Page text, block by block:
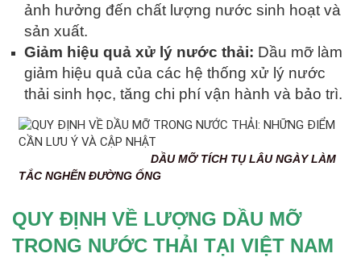
ảnh hưởng đến chất lượng nước sinh hoạt và
sản xuất.
Giảm hiệu quả xử lý nước thải: Dầu mỡ làm
giảm hiệu quả của các hệ thống xử lý nước
thải sinh học, tăng chi phí vận hành và bảo trì.
DẦU MỠ TÍCH TỤ LÂU NGÀY LÀM
TẮC NGHẼN ĐƯỜNG ỐNG
QUY ĐỊNH VỀ LƯỢNG DẦU MỠ
TRONG NƯỚC THẢI TẠI VIỆT NAM